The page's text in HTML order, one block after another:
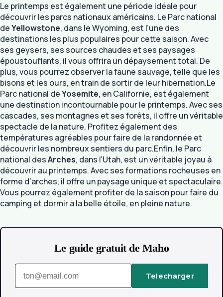
Le printemps est également une période idéale pour
découvrir les parcs nationaux américains. Le Parc national
deYellowstone, dans le Wyoming, est l’une des
destinations les plus populaires pour cette saison. Avec
ses geysers, ses sources chaudes et ses paysages
époustouflants, il vous offrira un dépaysement total. De
plus, vous pourrez observer la faune sauvage, telle que les
bisons et les ours, en train de sortir de leur hibernation.Le
Parc national deYosemite, en Californie, est également
une destination incontournable pour le printemps. Avec ses
cascades, ses montagnes et ses forêts, il offre un véritable
spectacle de la nature. Profitez également des
températures agréables pour faire de la randonnée et
découvrir les nombreux sentiers du parc.Enfin, le Parc
national desArches, dans l’Utah, est un véritable joyau à
découvrir au printemps. Avec ses formations rocheuses en
forme d’arches, il offre un paysage unique et spectaculaire.
Vous pourrez également profiter de la saison pour faire du
camping et dormir à la belle étoile, en pleine nature.
Le guide gratuit de Maho
Telecharger